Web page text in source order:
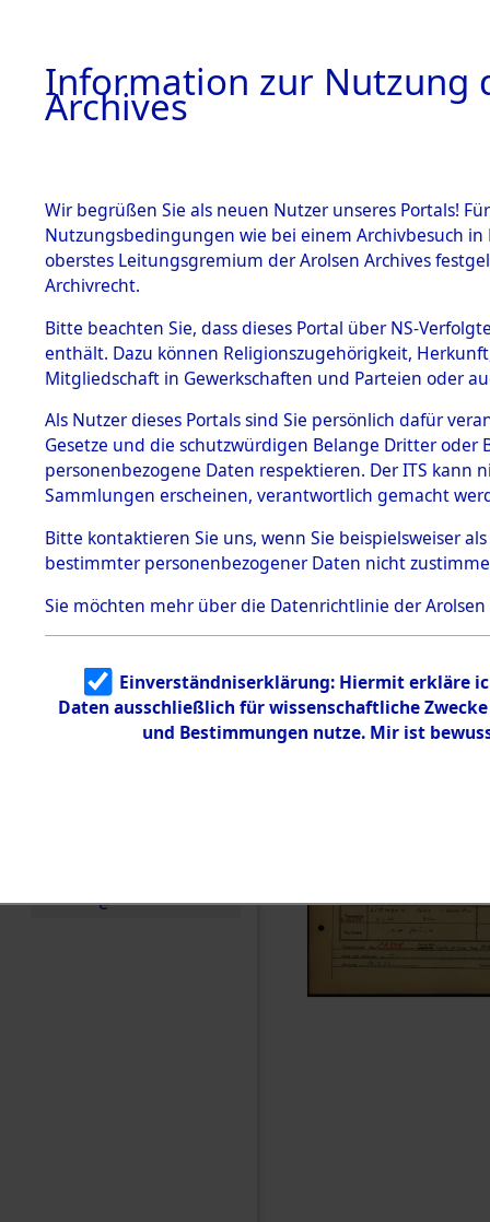
BESTÄNDE
1.
mente
5. Verschiedenes
5.3
Todesmärsche
5.3.1 Alliierte
Erhebungen
zu
Todesmärsch
en
5.3.2
Identifizierun
g
5.3.3
Todesmärsch
e
Dead -
Branch -
0010
Information zur Nutzung
Archives
Wir begrüßen Sie als neuen Nutzer unseres Portals!
Nutzungsbedingungen wie bei einem Archivbesuch
oberstes Leitungsgremium der Arolsen Archives
Archivrecht.
Bitte beachten Sie, dass dieses Portal über NS-
enthält. Dazu können Religionszugehörigkeit,
Mitgliedschaft in Gewerkschaften und Parteien oder
Als Nutzer dieses Portals sind Sie persönlich dafür
Gesetze und die schutzwürdigen Belange Dritter
personenbezogene Daten respektieren. Der ITS
Sammlungen erscheinen, verantwortlich gemacht
Bitte kontaktieren Sie uns, wenn Sie beispielsweiser
bestimmter personenbezogener Daten nicht
Sie möchten mehr über die Datenrichtlinie der Arolsen
Einverständniserklärung: Hiermit erkläre
Daten ausschließlich für wissenschaftliche
und Bestimmungen nutze. Mir ist